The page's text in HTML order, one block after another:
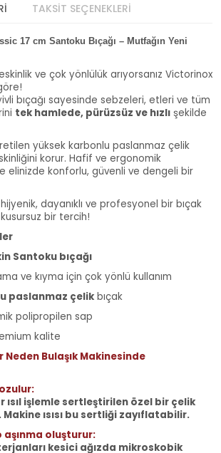
TAKSİT SEÇENEKLERİ
17 cm Santoku Bıçağı – Mutfağın Yeni
ve çok yönlülük arıyorsanız Victorinox
bıçağı sayesinde sebzeleri, etleri ve tüm
tek hamlede, pürüzsüz ve hızlı şekilde
yüksek karbonlu paslanmaz çelik
korur. Hafif ve ergonomik
elinizde konforlu, güvenli ve dengeli bir
dayanıklı ve profesyonel bir bıçak
bir tercih!
Santoku bıçağı
ve kıyma için çok yönlü kullanım
paslanmaz çelik bıçak
polipropilen sap
kalite
Neden Bulaşık Makinesinde
ısıl işlemle sertleştirilen özel bir çelik
ısısı bu sertliği zayıflatabilir.
oluşturur:
kesici ağızda mikroskobik